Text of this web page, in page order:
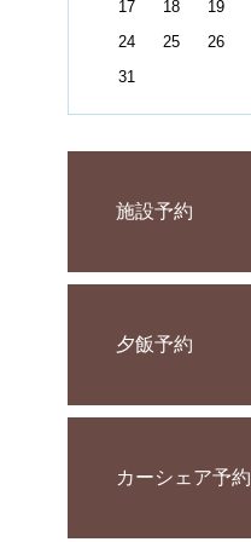
17 18 19
24
25 26
31
施設予約
夕飯予約
カーシェア予約